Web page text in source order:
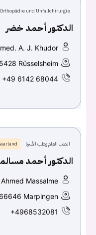
und Unfallchirurgie
الدكتور أحمد خضر
A. J. Khudor
Rüsselsheim
+49 6142 68044
الطب العام وطب الأسرة
الدكتور أحمد
Massalme
Marpingen
+4968532081